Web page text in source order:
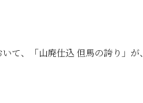
て、「山廃仕込 但馬の誇り」が、